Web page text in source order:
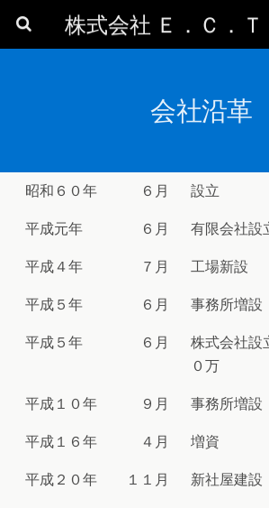
会社沿革
昭和６０年 ６月 設立
平成元年 ６月 有限会社設
平成４年 ７月 工場新設
平成５年 ６月 事務所増設
平成５年 ６月
株式会社設
０万
平成１０年 ９月 事務所増設
平成１６年 ４月 増資
平成２０年 １１月 新社屋建設